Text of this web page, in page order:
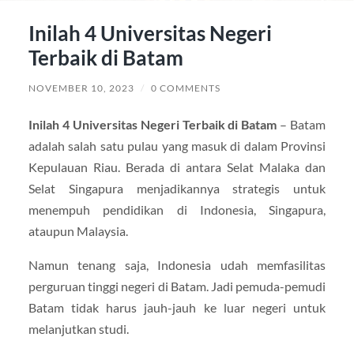
Inilah 4 Universitas Negeri
Terbaik di Batam
NOVEMBER 10, 2023 / 0 COMMENTS
Inilah 4 Universitas Negeri Terbaik di Batam – Batam
adalah salah satu pulau yang masuk di dalam Provinsi
Kepulauan Riau. Berada di antara Selat Malaka dan
Selat Singapura menjadikannya strategis untuk
menempuh pendidikan di Indonesia, Singapura,
ataupun Malaysia.
Namun tenang saja, Indonesia udah memfasilitas
perguruan tinggi negeri di Batam. Jadi pemuda-pemudi
Batam tidak harus jauh-jauh ke luar negeri untuk
melanjutkan studi.